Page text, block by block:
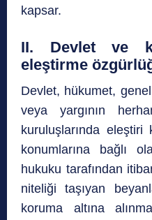
kapsar.
II. Devlet ve
eleştirme
Devlet, hükumet,
veya yargının
kuruluşlarında eleştiri
konumlarına bağlı
hukuku tarafından
niteliği taşıyan
koruma altına